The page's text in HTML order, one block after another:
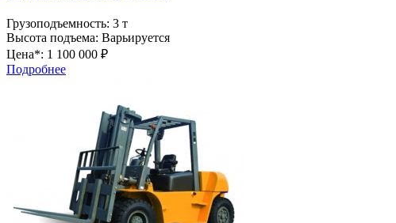
Грузоподъемность: 3 т
Высота подъема: Варьируется
Цена*: 1 100 000 ₽
Подробнее